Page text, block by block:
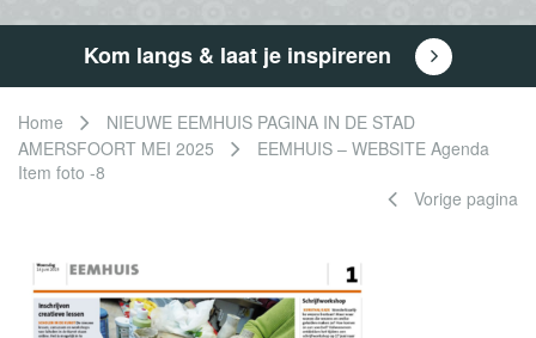
Kom langs & laat je inspireren
Home
NIEUWE EEMHUIS PAGINA IN DE STAD
AMERSFOORT MEI 2025
EEMHUIS – WEBSITE Agenda
Item foto -8
Vorige pagina